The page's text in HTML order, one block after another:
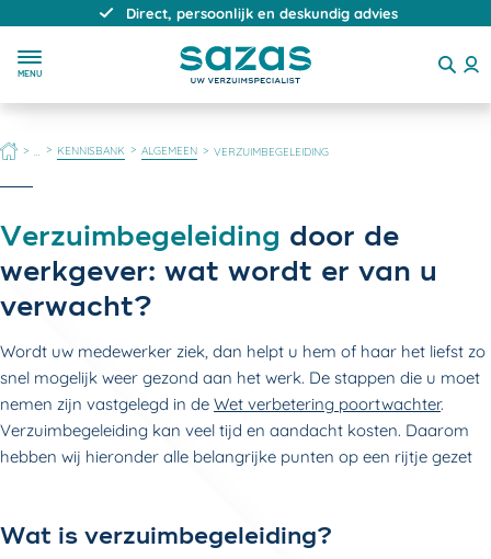
Direct, persoonlijk en deskundig advies
MENU
HOME KENNISBANK ALGEMEEN VERZUIMBEGELEIDING
Verzuimbegeleiding door de
werkgever: wat wordt er van u
verwacht?
Wordt uw medewerker ziek, dan helpt u hem of haar het liefst zo
snel mogelijk weer gezond aan het werk. De stappen die u moet
nemen zijn vastgelegd in de Wet verbetering poortwachter.
Verzuimbegeleiding kan veel tijd en aandacht kosten. Daarom
hebben wij hieronder alle belangrijke punten op een rijtje gezet
Wat is verzuimbegeleiding?